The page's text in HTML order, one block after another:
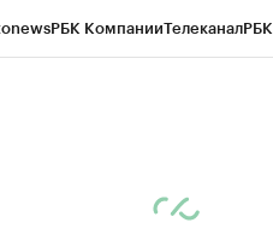
РБК КомпанииТелеканал